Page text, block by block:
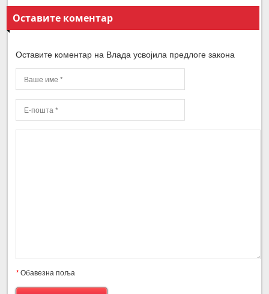
Оставите коментар
Оставите коментар на Влада усвојила предлоге закона
*Обавезна поља